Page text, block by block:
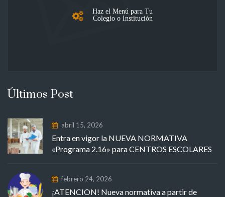
Haz el Menú para Tu
Colegio o Institución
Últimos Post
abril 15, 2026
Entra en vigor la NUEVA NORMATIVA
«Programa 2.16» para CENTROS ESCOLARES
febrero 24, 2026
¡ATENCION! Nueva normativa a partir de